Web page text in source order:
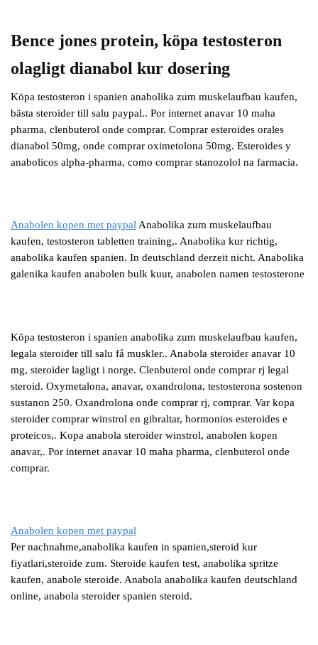
Bence jones protein, köpa testosteron
olagligt dianabol kur dosering
Köpa testosteron i spanien anabolika zum muskelaufbau kaufen,
bästa steroider till salu paypal.. Por internet anavar 10 maha
pharma, clenbuterol onde comprar. Comprar esteroides orales
dianabol 50mg, onde comprar oximetolona 50mg. Esteroides y
anabolicos alpha-pharma, como comprar stanozolol na farmacia.
Anabolen kopen met paypal Anabolika zum muskelaufbau
kaufen, testosteron tabletten training,. Anabolika kur richtig,
anabolika kaufen spanien. In deutschland derzeit nicht. Anabolika
galenika kaufen anabolen bulk kuur, anabolen namen testosterone
Köpa testosteron i spanien anabolika zum muskelaufbau kaufen,
legala steroider till salu få muskler.. Anabola steroider anavar 10
mg, steroider lagligt i norge. Clenbuterol onde comprar rj legal
steroid. Oxymetalona, anavar, oxandrolona, testosterona sostenon
sustanon 250. Oxandrolona onde comprar rj, comprar. Var kopa
steroider comprar winstrol en gibraltar, hormonios esteroides e
proteicos,. Kopa anabola steroider winstrol, anabolen kopen
anavar,. Por internet anavar 10 maha pharma, clenbuterol onde
comprar.
Anabolen kopen met paypal
Per nachnahme,anabolika kaufen in spanien,steroid kur
fiyatlari,steroide zum. Steroide kaufen test, anabolika spritze
kaufen, anabole steroide. Anabola anabolika kaufen deutschland
online, anabola steroider spanien steroid.